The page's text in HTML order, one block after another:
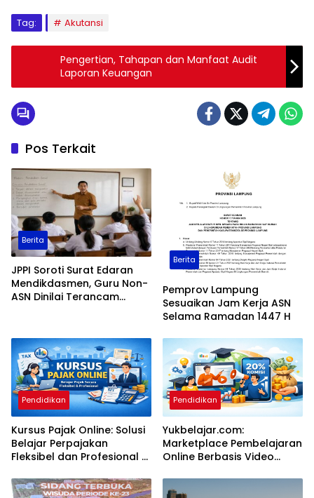
Tag: Akutansi
Pengertian, Tahapan dan Manfaat Audit
Laporan Keuangan
Pos Terkait
Berita
JPPI Soroti Surat Edaran
Mendikdasmen, Guru Non-
ASN Dinilai Terancam
Berita
Pemprov Lampung
Sesuaikan Jam Kerja ASN
Selama Ramadan 1447 H
Pendidikan
Kursus Pajak Online: Solusi
Belajar Perpajakan
Fleksibel dan Profesional di
Pendidikan
Yukbelajar.com:
Marketplace Pembelajaran
Online Berbasis Video
Afiliasi 20%